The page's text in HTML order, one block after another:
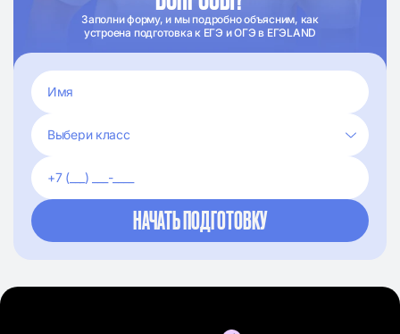
Заполни форму, и мы подробно объясним, как
устроена подготовка к ЕГЭ и ОГЭ в ЕГЭLAND